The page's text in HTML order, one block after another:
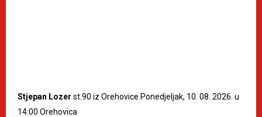
Stjepan Lozer st.90 iz Orehovice Ponedjeljak, 10. 08. 2026. u
14:00 Orehovica